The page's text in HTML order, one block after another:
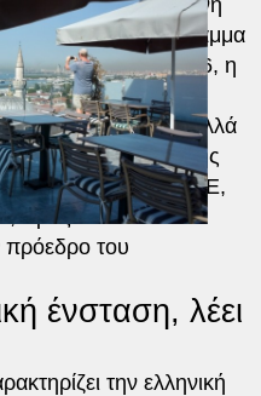
για τη συγκεκριμένη
συνάδει με το γράμμα
του Μοντρέ του 1936, η
των Στενών.
υπαναχώρησε, αλλά
μέσω επιστολής της
Τουρκίαςστον ΟΗΕ,
προς τον Γενικό
πρόεδρο του
ένσταση, λέει
την ελληνική